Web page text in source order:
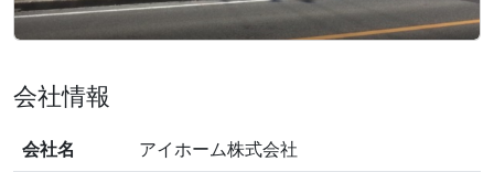
【津島市 江西町4丁目（津島駅）住宅用地】を掲
【津島市 藤浪町3丁目 1階 1LDK】を掲載！！
載！！
会社情報
会社名
アイホーム株式会社